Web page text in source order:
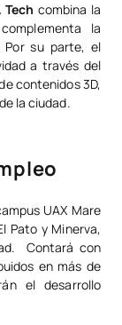
Tech combina la
la
Por su parte, el
a través del
contenidos 3D,
la ciudad.
UAX Mare
Pato y Minerva,
Contará con
en más de
el desarrollo